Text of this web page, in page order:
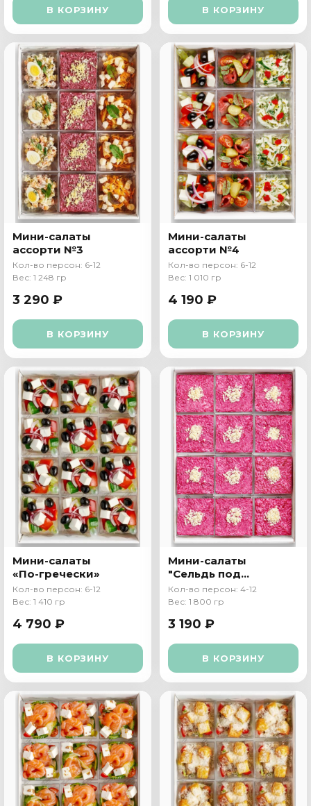
В КОРЗИНУ В КОРЗИНУ
Мини-салаты
ассорти №3
Кол-во персон: 6-12
Вес: 1 248 гр
3 290 ₽
В КОРЗИНУ
Мини-салаты
ассорти №4
Кол-во персон: 6-12
Вес: 1 010 гр
4 190 ₽
В КОРЗИНУ
Мини-салаты
«По-гречески»
Кол-во персон: 6-12
Вес: 1 410 гр
4 790 ₽
В КОРЗИНУ
Мини-салаты
"Сельдь под
шубой"
Кол-во персон: 4-12
Вес: 1 800 гр
3 190 ₽
В КОРЗИНУ